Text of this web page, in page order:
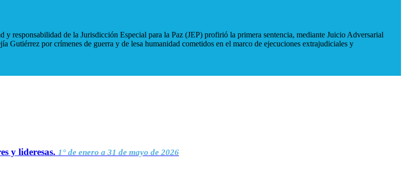
y responsabilidad de la Jurisdicción Especial para la Paz (JEP) profirió la primera sentencia, mediante Juicio Adversarial
por crímenes de guerra y de lesa humanidad cometidos en el marco de ejecuciones extrajudiciales y
y lideresas. 1° de enero a 31 de mayo de 2026